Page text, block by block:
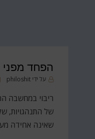
הפחד מפני
על ידיphiloshit
ריבוי במחשבה
של התנהגויות,
שאינה אחידה